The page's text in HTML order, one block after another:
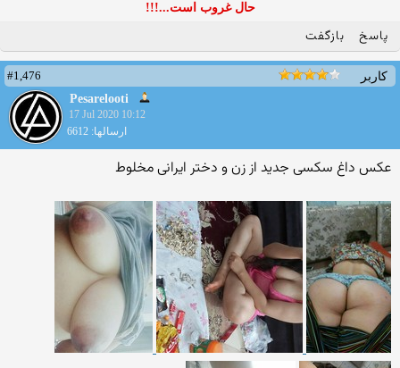
حال غروب است...!!!
پاسخ بازگفت
کاربر
#1,476
Pesarelooti
17 Jul 2020 10:12
ارسالها: 6612
عکس داغ سکسی جدید از زن و دختر ایرانی مخلوط